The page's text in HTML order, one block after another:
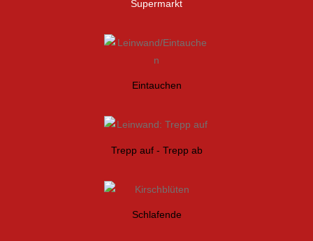
Supermarkt
Eintauchen
Trepp auf - Trepp ab
Schlafende